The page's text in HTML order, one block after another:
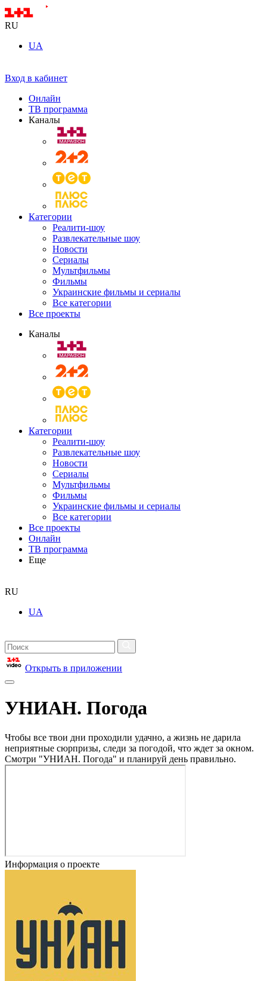
RU
UA
Вход в кабинет
Онлайн
ТВ программа
Каналы
Категории
Реалити-шоу
Развлекательные шоу
Новости
Сериалы
Мультфильмы
Фильмы
Украинские фильмы и сериалы
Все категории
Все проекты
Каналы
Категории
Реалити-шоу
Развлекательные шоу
Новости
Сериалы
Мультфильмы
Фильмы
Украинские фильмы и сериалы
Все категории
Все проекты
Онлайн
ТВ программа
Еще
RU
UA
Открыть в приложении
УНИАН. Погода
Чтобы все твои дни проходили удачно, а жизнь не дарила
неприятные сюрпризы, следи за погодой, что ждет за окном.
Смотри "УНИАН. Погода" и планируй день правильно.
Информация о проекте